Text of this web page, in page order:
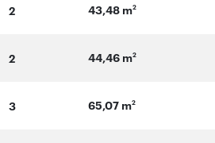
2 43,48 m2
2 44,46 m2
3 65,07 m2